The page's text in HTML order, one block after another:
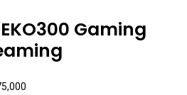
Gaming
Le